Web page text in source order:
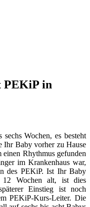
PEKiP in
Wochen, es besteht
Ihr Baby vorher zu Hause
Rhythmus gefunden
im Krankenhaus war,
des PEKiP. Ist Ihr Baby
12 Wochen alt, ist dies
Einstieg ist noch
PEKiP-Kurs-Leiter. Die